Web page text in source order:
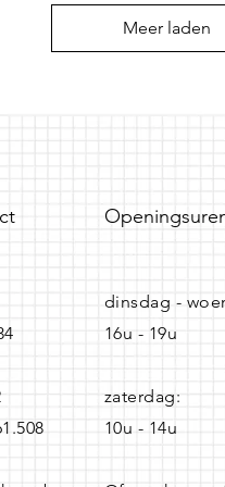
Meer laden
dinsdag -
16u - 19u
zaterdag:
10u - 14u